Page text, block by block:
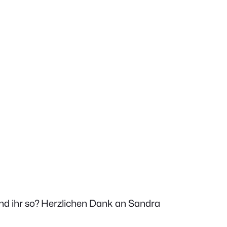
ihr so? Herzlichen Dank an Sandra